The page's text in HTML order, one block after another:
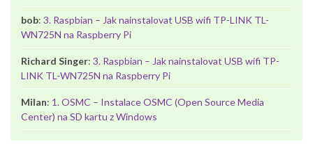
bob: 3. Raspbian – Jak nainstalovat USB wifi TP-LINK TL-
WN725N na Raspberry Pi
Richard Singer: 3. Raspbian – Jak nainstalovat USB wifi TP-
LINK TL-WN725N na Raspberry Pi
Milan: 1. OSMC – Instalace OSMC (Open Source Media
Center) na SD kartu z Windows